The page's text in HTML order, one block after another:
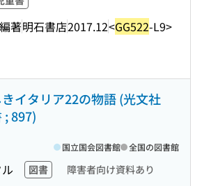
著明石書店2017.12<GG522-L9>
イタリア22の物語 (光文社
; 897)
図書 障害者向け資料あり
国立国会図書館 全国の図書館